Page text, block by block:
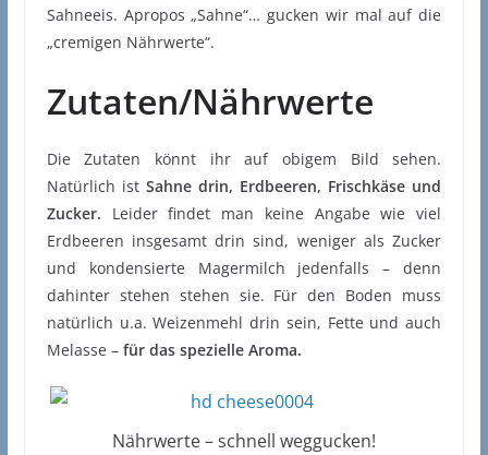
Sahneeis. Apropos „Sahne“… gucken wir mal auf die
„cremigen Nährwerte“.
Zutaten/Nährwerte
Die Zutaten könnt ihr auf obigem Bild sehen.
Natürlich ist Sahne drin, Erdbeeren, Frischkäse und
Zucker. Leider findet man keine Angabe wie viel
Erdbeeren insgesamt drin sind, weniger als Zucker
und kondensierte Magermilch jedenfalls – denn
dahinter stehen stehen sie. Für den Boden muss
natürlich u.a. Weizenmehl drin sein, Fette und auch
Melasse – für das spezielle Aroma.
Nährwerte – schnell weggucken!